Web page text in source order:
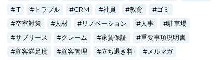
IT
トラブル CRM 社員 教育
ゴミ
空室対策
人材 リノベーション 人事
駐車場
サブリース
クレーム 家賃保証
重要事項説明書
顧客満足度
顧客管理 立ち退き料
メルマガ